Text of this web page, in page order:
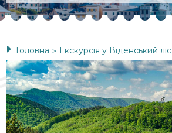
Головна > Екскурсія у Віденський ліс